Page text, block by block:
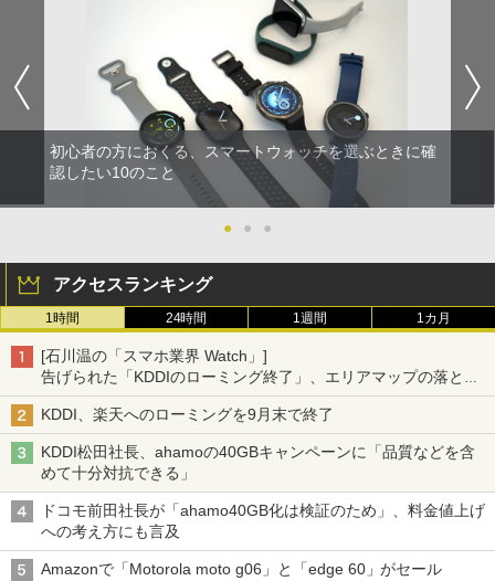
初心者の方におくる、スマートウォッチを選ぶときに確
認したい10のこと
● ● ●
アクセスランキング
1時間 24時間 1週間 1カ月
[石川温の「スマホ業界 Watch」]
告げられた「KDDIのローミング終了」、エリアマップの落とし
穴と楽天モバイルの課題
KDDI、楽天へのローミングを9月末で終了
KDDI松田社長、ahamoの40GBキャンペーンに「品質などを含
めて十分対抗できる」
ドコモ前田社長が「ahamo40GB化は検証のため」、料金値上げ
への考え方にも言及
Amazonで「Motorola moto g06」と「edge 60」がセール